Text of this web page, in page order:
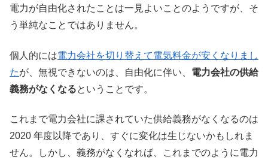
電力が自由化されたことは一見よいことのようですが、そ
う単純なことではありません。
個人的には電力会社を切り替えて電気料金が安くなりまし
たが、無視できないのは、自由化に伴い、 電力会社の供給
義務がなくなるということです。
これまで電力会社に課されていた供給義務がなくなるのは
2020 年度以降であり、すぐに変化は生じないかもしれま
せん。しかし、義務がなくなれば、これまでのように電力